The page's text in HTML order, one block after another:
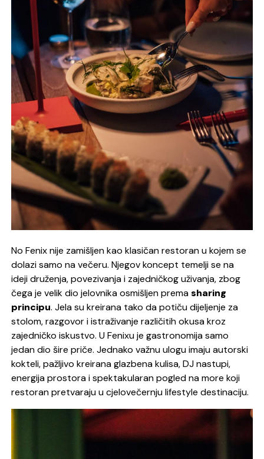
No Fenix nije zamišljen kao klasičan restoran u kojem se
dolazi samo na večeru. Njegov koncept temelji se na
ideji druženja, povezivanja i zajedničkog uživanja, zbog
čega je velik dio jelovnika osmišljen premasharing
principu. Jela su kreirana tako da potiču dijeljenje za
stolom, razgovor i istraživanje različitih okusa kroz
zajedničko iskustvo.U Fenixu je gastronomija samo
jedan dio šire priče. Jednako važnu ulogu imaju autorski
kokteli, pažljivo kreirana glazbena kulisa, DJ nastupi,
energija prostora i spektakularan pogled na more koji
restoran pretvaraju u cjelovečernju lifestyle destinaciju.